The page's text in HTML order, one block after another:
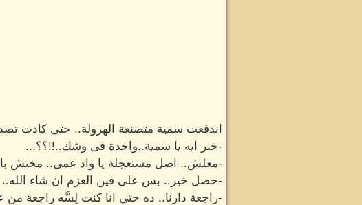
اندفعت سمية متصنعة الهرولة.. حتى كادت
-خبر ايه يا سمية..واخدة فى وشك..!!؟؟...
-معلش.. اصل مستعجلة يا واد عمى.. مختش
-حصل خير.. بس على فين العزم ان شاء
-راجعة دارنا.. ده حتى انا كنت لِسَّه راجعة من